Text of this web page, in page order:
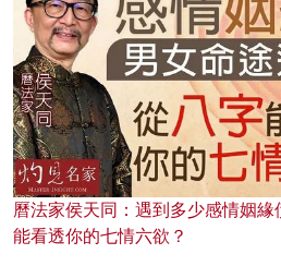
曆法家侯天同：遇到多少感情姻
能看透你的七情六欲？